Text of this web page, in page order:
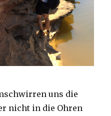
uns die
nicht in die Ohren